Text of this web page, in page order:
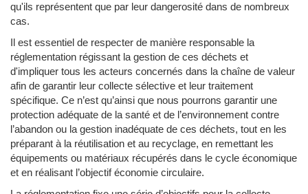
qu'ils représentent que par leur dangerosité dans de nombreux
cas.
Il est essentiel de respecter de manière responsable la
réglementation régissant la gestion de ces déchets et
d'impliquer tous les acteurs concernés dans la chaîne de valeur
afin de garantir leur collecte sélective et leur traitement
spécifique. Ce n’est qu’ainsi que nous pourrons garantir une
protection adéquate de la santé et de l’environnement contre
l’abandon ou la gestion inadéquate de ces déchets, tout en les
préparant à la réutilisation et au recyclage, en remettant les
équipements ou matériaux récupérés dans le cycle économique
et en réalisant l’objectif économie circulaire.